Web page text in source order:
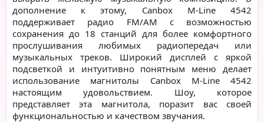
дополнение к этому, Canbox M-Line 4542
поддерживает радио FM/AM с возможностью
сохранения до 18 станций для более комфортного
прослушивания любимых радиопередач или
музыкальных треков. Широкий дисплей с яркой
подсветкой и интуитивно понятным меню делает
использование магнитолы Canbox M-Line 4542
настоящим удовольствием. Шоу, которое
представляет эта магнитола, поразит вас своей
функциональностью и качеством звучания.